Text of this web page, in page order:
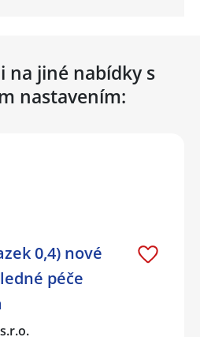
na jiné nabídky s
nastavením:
0,4) nové
péče